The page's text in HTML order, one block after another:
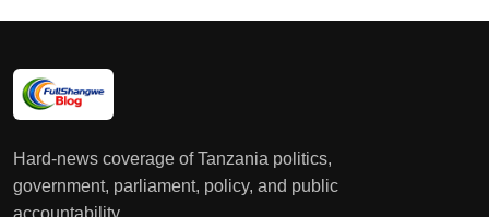
Hard-news coverage of Tanzania politics,
government, parliament, policy, and public
accountability.